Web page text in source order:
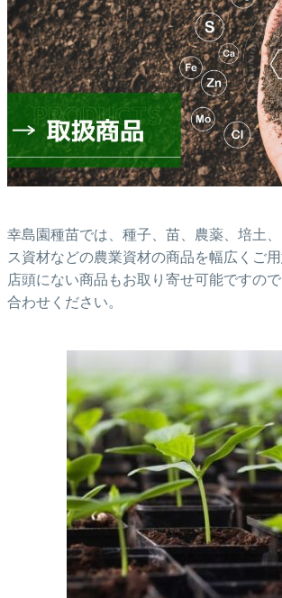
幸島園種苗では、種子、苗、農薬、培土
ス資材などの農業資材の商品を幅広くご用
店頭にない商品もお取り寄せ可能ですの
合わせください。